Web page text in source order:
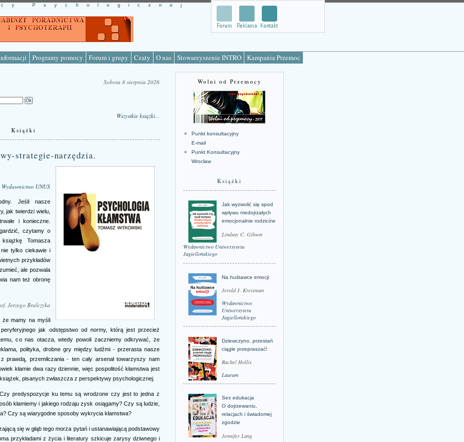
Programy pomocy Forum i grupy Czaty O nas Stowarzyszenie INTRO Kampania Przemoc
Psychologicznej
Sobota 8 sierpnia 2026
Wszystkie książki...
Książki
strategie-narzędzia.
Wydawnictwo UNUS
Jeśli nasze
jak twierdzi wielu,
i konieczne.
czytamy o
Tomasza
tylko ciekawie i
przykładów
ale pozwala
nam też obronę
Jerzego Bralczyka
że mamy na myśli
jak odstępstwo od normy, którą jest przecież
co nas otacza, wtedy powoli zaczniemy odkrywać, że
polityka, drobne gry między ludźmi - przerasta nasze
prawdą, przemilczania - ten cały arsenał towarzyszy nam
kłamie dwa razy dziennie, więc pospolitość kłamstwa jest
pisanych zwłaszcza z perspektywy psychologicznej.
predyspozycje ku temu są wrodzone czy jest to jedna z
kłamiemy i jakiego rodzaju zysk osiągamy? Czy są ludzie,
Czy są wiarygodne sposoby wykrycia kłamstwa?
się w głąb tego morza pytań i ustanawiającą podstawowy
przykładami z życia i literatury szkicuje zarysy dziwnego i
Wolni od Przemocy
Punkt konsultacyjny
E-mail
Punkt Konsultacyjny
Wrocław
Książki
Jak wyzwolić się spod
wpływu niedojrzałych
emocjonalnie rodziców
Lindsay C. Gibson
Wydawnictwo Uniwersytetu
Jagiellońskiego
Na huśtawce emocji
Jerold J. Kreisman
Wydawnictwo
Uniwersytetu
Jagiellońskiego
Dziewczyno, przestań
ciągle przepraszać!
Rachel Hollis
Laurum
Sex edukacja
O dojrzewaniu,
relacjach i świadomej
zgodzie
Jennifer Lang